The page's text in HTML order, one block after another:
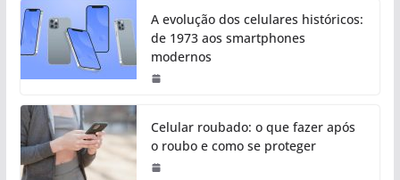
A evolução dos celulares históricos:
de 1973 aos smartphones
modernos
Celular roubado: o que fazer após
o roubo e como se proteger